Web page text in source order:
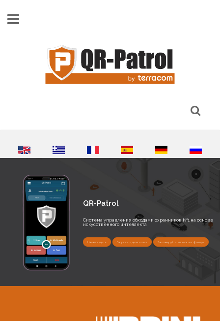
QR-Patrol
Система управления обходами охранников №1 на основе
искусственного интеллекта
Начало здесь Запросить демо-счет Запланируйте звонок на 15 минут